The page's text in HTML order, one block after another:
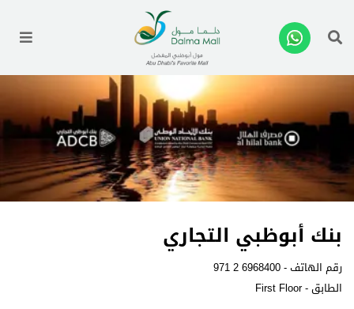
بنك أبوظبي التجاري
رقم الهاتف -971 2 6968400
الطابق - First Floor